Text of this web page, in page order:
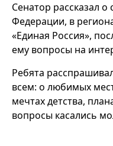
Сенатор рассказал о
Федерации, в
«Единая Россия»,
ему вопросы на
Ребята
всем: о любимых
мечтах детства,
вопросы касались